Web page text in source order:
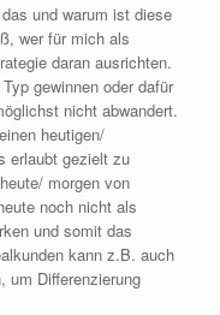
und warum ist diese
wer für mich als
daran ausrichten.
gewinnen oder dafür
nicht abwandert.
heutigen/
erlaubt gezielt zu
morgen von
noch nicht als
und somit das
kann z.B. auch
um Differenzierung